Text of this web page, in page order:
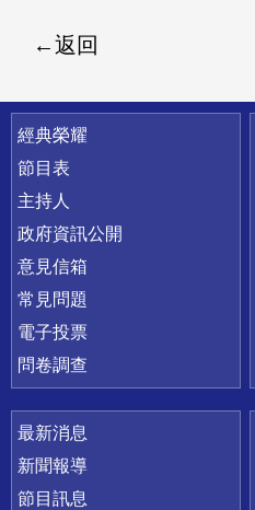
返回
快速連結
經典榮耀
節目表
主持人
政府資訊公開
意見信箱
常見問題
電子投票
問卷調查
最新消息
新聞報導
節目訊息